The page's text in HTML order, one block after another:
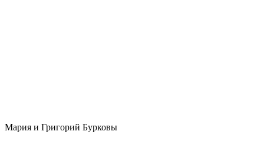
Мария и Григорий Бурковы